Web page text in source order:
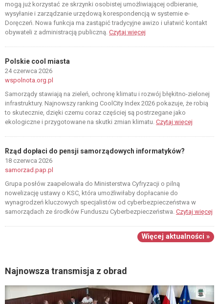
mogą już korzystać ze skrzynki osobistej umożliwiającej odbieranie,
wysyłanie i zarządzanie urzędową korespondencją w systemie e-
Doręczeń. Nowa funkcja ma zastąpić tradycyjne awizo i ułatwić kontakt
obywateli z administracją publiczną. Czytaj więcej
Polskie cool miasta
24 czerwca 2026
wspolnota.org.pl
Samorządy stawiają na zieleń, ochronę klimatu i rozwój błękitno-zielonej
infrastruktury. Najnowszy ranking CoolCity Index 2026 pokazuje, że robią
to skutecznie, dzięki czemu coraz częściej są postrzegane jako
ekologiczne i przygotowane na skutki zmian klimatu. Czytaj więcej
Rząd dopłaci do pensji samorządowych informatyków?
18 czerwca 2026
samorzad.pap.pl
Grupa posłów zaapelowała do Ministerstwa Cyfryzacji o pilną
nowelizację ustawy o KSC, która umożliwiłaby dopłacanie do
wynagrodzeń kluczowych specjalistów od cyberbezpieczeństwa w
samorządach ze środków Funduszu Cyberbezpieczeństwa. Czytaj więcej
Więcej aktualności »
Najnowsza transmisja z obrad